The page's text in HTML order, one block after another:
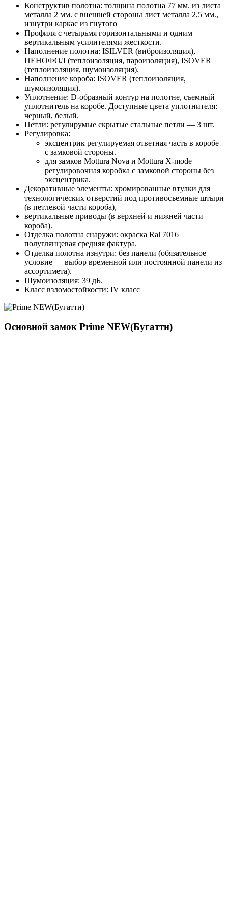
Конструктив полотна: толщина полотна 77 мм. из листа
металла 2 мм. с внешней стороны лист металла 2,5 мм.,
изнутри каркас из гнутого
Профиля с четырьмя горизонтальными и одним
вертикальным усилителями жесткости.
Наполнение полотна: ISILVER (виброизоляция),
ПЕНОФОЛ (теплоизоляция, пароизоляция), ISOVER
(теплоизоляция, шумоизоляция).
Наполнение короба: ISOVER (теплоизоляция,
шумоизоляция).
Уплотнение: D-образный контур на полотне, съемный
уплотнитель на коробе. Доступные цвета уплотнителя:
черный, белый.
Петли: регулирумые скрытые стальные петли — 3 шт.
Регулировка:
эксцентрик регулируемая ответная часть в коробе
с замковой стороны.
для замков Mottura Nova и Mottura X-mode
регулировочная коробка с замковой стороны без
эксцентрика.
Декоративные элементы: хромированные втулки для
технологических отверстий под противосъемные штыри
(в петлевой части короба),
вертикальные приводы (в верхней и нижней части
короба).
Отделка полотна снаружи: окраска Ral 7016
полуглянцевая средняя фактура.
Отделка полотна изнутри: без панели (обязательное
условие — выбор временной или постоянной панели из
ассортимета).
Шумоизоляция: 39 дБ.
Класс взломостойкости: IV класс
Основной замок Prime NEW(Бугатти)